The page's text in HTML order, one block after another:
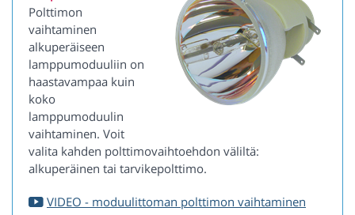
Polttimon
vaihtaminen
alkuperäiseen
lamppumoduuliin on
haastavampaa kuin
koko
lamppumoduulin
vaihtaminen. Voit
valita kahden polttimovaihtoehdon väliltä:
alkuperäinen tai tarvikepolttimo.
VIDEO - moduulittoman polttimon vaihtaminen